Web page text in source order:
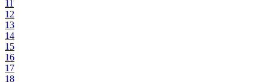
11
12
13
14
15
16
17
18